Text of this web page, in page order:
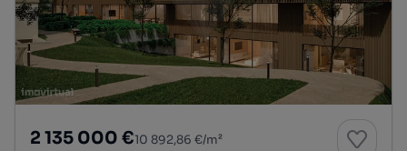
2 135 000 €10 892,86 €/m²